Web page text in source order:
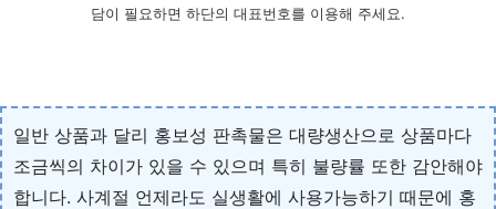
담이 필요하면 하단의 대표번호를 이용해 주세요.
일반 상품과 달리 홍보성 판촉물은 대량생산으로 상품마다
조금씩의 차이가 있을 수 있으며 특히 불량률 또한 감안해야
합니다. 사계절 언제라도 실생활에 사용가능하기 때문에 홍